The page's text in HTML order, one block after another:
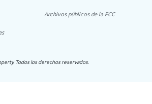
Archivos públicos de la FCC
Todos los derechos reservados.